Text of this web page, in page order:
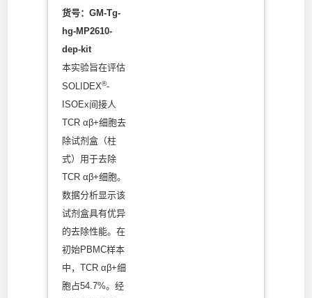
货号：GM-Tg-
hg-MP2610-
dep-kit
本实验旨在评估
SOLIDEX®-
ISOEx间接人
TCR αβ+细胞去
除试剂盒（柱
式）用于去除
TCR αβ+细胞。
数据分析显示该
试剂盒具有优异
的去除性能。在
初始PBMC样本
中，TCR αβ+细
胞占54.7%。经